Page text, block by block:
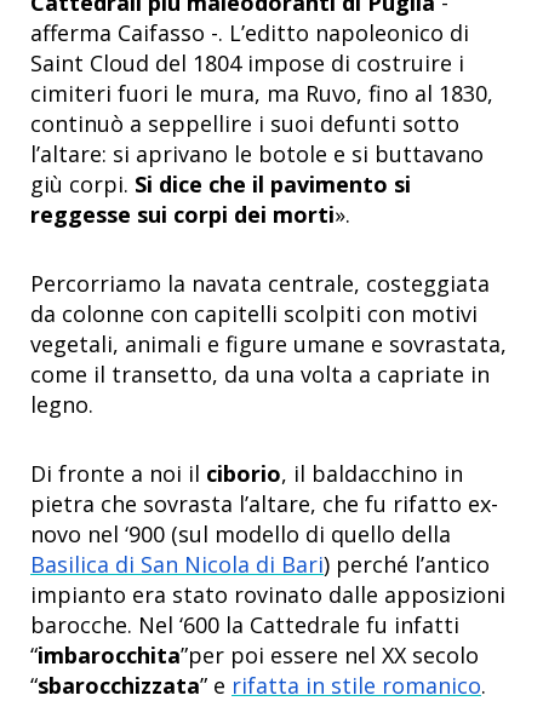
afferma Caifasso -. L’editto napoleonico di
Saint Cloud del 1804 impose di costruire i
cimiteri fuori le mura, ma Ruvo, fino al 1830,
continuò a seppellire i suoi defunti sotto
l’altare: si aprivano le botole e si buttavano
giù corpi. Si dice che il pavimento si
reggesse sui corpi dei morti».
Percorriamo la navata centrale, costeggiata
da colonne con capitelli scolpiti con motivi
vegetali, animali e figure umane e sovrastata,
come il transetto, da una volta a capriate in
legno.
Di fronte a noi il ciborio, il baldacchino in
pietra che sovrasta l’altare, che fu rifatto ex-
novo nel ‘900 (sul modello di quello della
Basilica di San Nicola di Bari) perché l’antico
impianto era stato rovinato dalle apposizioni
barocche. Nel ‘600 la Cattedrale fu infatti
“imbarocchita”per poi essere nel XX secolo
“sbarocchizzata” e rifatta in stile romanico.